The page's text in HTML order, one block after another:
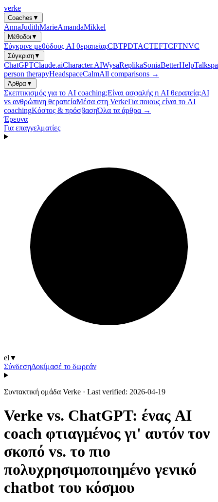
verke
Coaches ▼
AnnaJudithMarieAmandaMikkel
Μέθοδοι▼
Σύγκρινε μεθόδους AI θεραπείαςCBTPDTACTEFTCFTNVC
Σύγκριση▼
ChatGPTClaude.aiCharacter.AIWysaReplikaSoniaBetterHelp
person therapyHeadspaceCalmAll comparisons →
Άρθρα ▼
Σκεπτικισμός για το AI coaching;Είναι ασφαλής η AI θεραπεία;AI
vs ανθρώπινη θεραπείαΜέσα στη VerkeΓια ποιους είναι το AI
coachingΚόστος & πρόσβασηΌλα τα άρθρα →
Έρευνα
Για επαγγελματίες
el ▼
ΣύνδεσηΔοκίμασέ το δωρεάν
Συντακτική ομάδα Verke · Last verified: 2026-04-19
Verke vs. ChatGPT: ένας AI
coach φτιαγμένος γι' αυτόν τον
σκοπό vs. το πιο
πολυχρησιμοποιημένο γενικό
chatbot του κόσμου